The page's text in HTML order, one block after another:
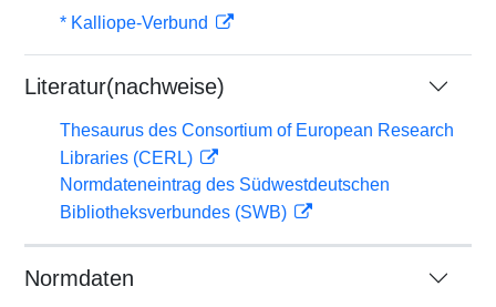
* Kalliope-Verbund
Literatur(nachweise)
Thesaurus des Consortium of European Research
Libraries (CERL)
Normdateneintrag des Südwestdeutschen
Bibliotheksverbundes (SWB)
Normdaten